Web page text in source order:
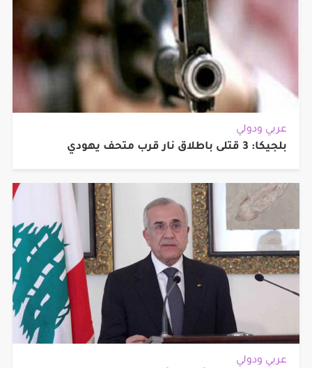
عربي ودولي
بلجيكا: 3 قتلى باطلاق نار قرب متحف يهودي
عربي ودولي